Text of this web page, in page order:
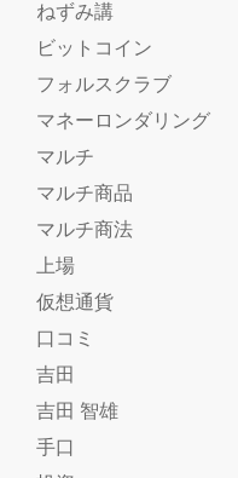
ねずみ講
ビットコイン
フォルスクラブ
マネーロンダリング
マルチ
マルチ商品
マルチ商法
上場
仮想通貨
口コミ
吉田
吉田 智雄
手口